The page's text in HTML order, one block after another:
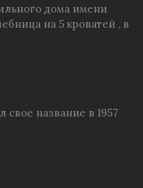
дома имени
на 5 кроватей , в
свое название в 1957